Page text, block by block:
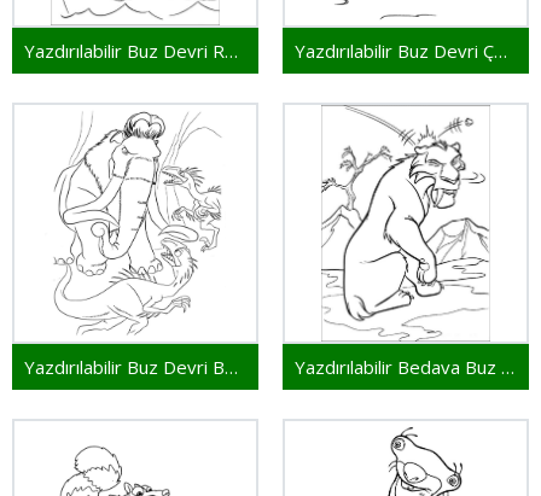
Yazdırılabilir Buz Devri Resim Yazdırılabilir Buz Devri Çocuklar İçin
Yazdırılabilir Buz Devri Bedava Yazdırılabilir Bedava Buz Devri